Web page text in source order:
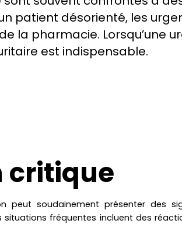
patient désorienté, les
la pharmacie. Lorsqu’une
est indispensable.
critique
peut soudainement présenter des
situations fréquentes incluent des